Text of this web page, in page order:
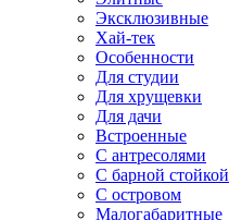
Эксклюзивные
Хай-тек
Особенности
Для студии
Для хрущевки
Для дачи
Встроенные
С антресолями
С барной стойкой
С островом
Малогабаритные